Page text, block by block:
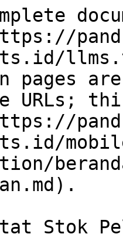
pages
URLs;
Stok